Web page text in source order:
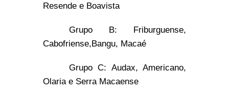
Resende e Boavista
Grupo B: Friburguense,
Cabofriense,Bangu, Macaé
Grupo C: Audax, Americano,
Olaria e Serra Macaense